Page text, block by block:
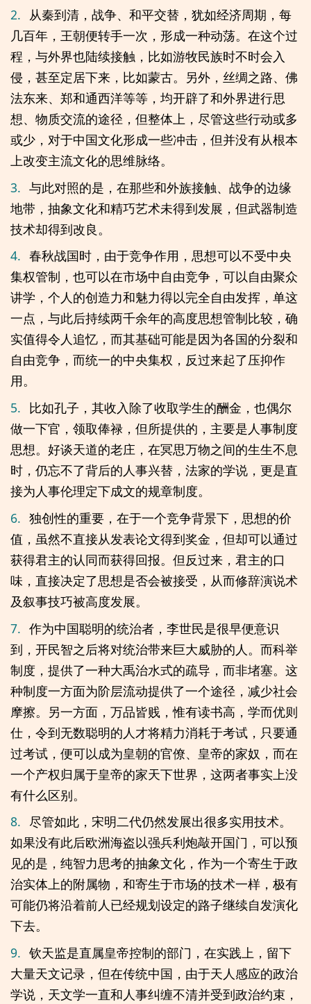
2.
从秦到清，战争、和平交替，犹如经济周期，每
几百年，王朝便转手一次，形成一种动荡。在这个过
程，与外界也陆续接触，比如游牧民族时不时会入
侵，甚至定居下来，比如蒙古。另外，丝绸之路、佛
法东来、郑和通西洋等等，均开辟了和外界进行思
想、物质交流的途径，但整体上，尽管这些行动或多
或少，对于中国文化形成一些冲击，但并没有从根本
上改变主流文化的思维脉络。
3. 与此对照的是，在那些和外族接触、战争的边缘
地带，抽象文化和精巧艺术未得到发展，但武器制造
技术却得到改良。
4. 春秋战国时，由于竞争作用，思想可以不受中央
集权管制，也可以在市场中自由竞争，可以自由聚众
讲学，个人的创造力和魅力得以完全自由发挥，单这
一点，与此后持续两千余年的高度思想管制比较，确
实值得令人追忆，而其基础可能是因为各国的分裂和
自由竞争，而统一的中央集权，反过来起了压抑作
用。
5. 比如孔子，其收入除了收取学生的酬金，也偶尔
做一下官，领取俸禄，但所提供的，主要是人事制度
思想。好谈天道的老庄，在冥思万物之间的生生不息
时，仍忘不了背后的人事兴替，法家的学说，更是直
接为人事伦理定下成文的规章制度。
6. 独创性的重要，在于一个竞争背景下，思想的价
值，虽然不直接从发表论文得到奖金，但却可以通过
获得君主的认同而获得回报。但反过来，君主的口
味，直接决定了思想是否会被接受，从而修辞演说术
及叙事技巧被高度发展。
7. 作为中国聪明的统治者，李世民是很早便意识
到，开民智之后将对统治带来巨大威胁的人。而科举
制度，提供了一种大禹治水式的疏导，而非堵塞。这
种制度一方面为阶层流动提供了一个途径，减少社会
摩擦。另一方面，万品皆贱，惟有读书高，学而优则
仕，令到无数聪明的人才将精力消耗于考试，只要通
过考试，便可以成为皇朝的官僚、皇帝的家奴，而在
一个产权归属于皇帝的家天下世界，这两者事实上没
有什么区别。
8. 尽管如此，宋明二代仍然发展出很多实用技术。
如果没有此后欧洲海盗以强兵利炮敲开国门，可以预
见的是，纯智力思考的抽象文化，作为一个寄生于政
治实体上的附属物，和寄生于市场的技术一样，极有
可能仍将沿着前人已经规划设定的路子继续自发演化
下去。
9. 钦天监是直属皇帝控制的部门，在实践上，留下
大量天文记录，但在传统中国，由于天人感应的政治
学说，天文学一直和人事纠缠不清并受到政治约束，